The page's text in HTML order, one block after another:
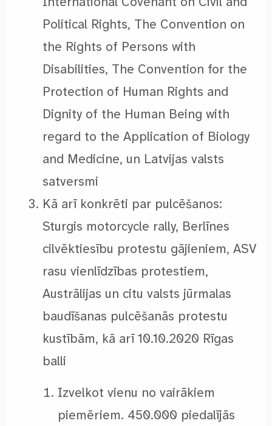
Political Rights, The Convention on
the Rights of Persons with
Disabilities, The Convention for the
Protection of Human Rights and
Dignity of the Human Being with
regard to the Application of Biology
and Medicine, un Latvijas valsts
satversmi
Kā arī konkrēti par pulcēšanos:
Sturgis motorcycle rally, Berlīnes
cilvēktiesību protestu gājieniem, ASV
rasu vienlīdzības protestiem,
Austrālijas un citu valsts jūrmalas
baudīšanas pulcēšanās protestu
kustībām, kā arī 10.10.2020 Rīgas
balli
Izvelkot vienu no vairākiem
piemēriem. 450.000 piedalījās